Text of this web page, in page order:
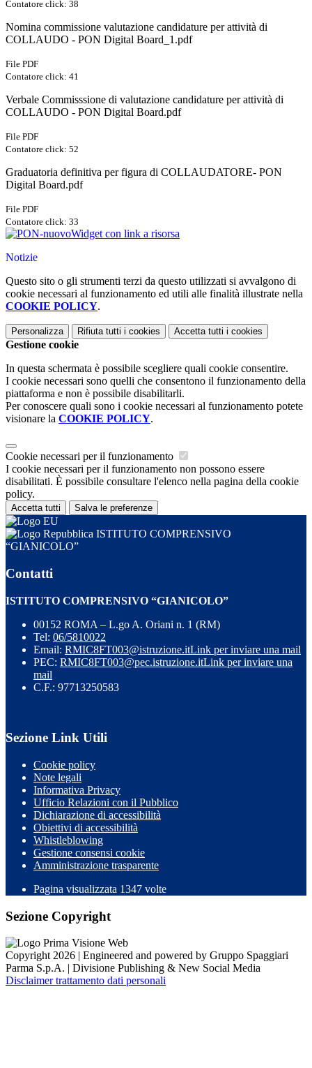
Contatore click: 38
Nomina commissione valutazione candidature per attività di
COLLAUDO - PON Digital Board_1.pdf
File PDF
Contatore click: 41
Verbale Commisssione di valutazione candidature per attività di
COLLAUDO - PON Digital Board.pdf
File PDF
Contatore click: 52
Graduatoria definitiva per figura di COLLAUDATORE- PON
Digital Board.pdf
File PDF
Contatore click: 33
Widget con link a risorsa
Notizie
Questo sito o gli strumenti terzi da questo utilizzati si avvalgono di
cookie necessari al funzionamento ed utili alle finalità illustrate nella
COOKIE POLICY.
Personalizza Rifiuta tutti i cookies Accetta tutti i cookies
Gestione cookie
In questa schermata è possibile scegliere quali cookie consentire.
I cookie necessari sono quelli che consentono il funzionamento della
piattaforma e non è possibile disabilitarli.
Per conoscere quali sono i cookie necessari al funzionamento potete
visionare la COOKIE POLICY.
Cookie necessari per il funzionamento
I cookie necessari per il funzionamento non possono essere
disabilitati. È possibile consultare l'elenco nella pagina della cookie
policy.
Accetta tutti Salva le preferenze
ISTITUTO COMPRENSIVO
“GIANICOLO”
Contatti
ISTITUTO COMPRENSIVO “GIANICOLO”
00152 ROMA – L.go A. Oriani n. 1 (RM)
Tel: 06/5810022
Email: RMIC8FT003@istruzione.itLink per inviare una mail
PEC: RMIC8FT003@pec.istruzione.itLink per inviare una
mail
C.F.: 97713250583
Sezione Link Utili
Cookie policy
Note legali
Informativa Privacy
Ufficio Relazioni con il Pubblico
Dichiarazione di accessibilità
Obiettivi di accessibilità
Whistleblowing
Gestione consensi cookie
Amministrazione trasparente
Pagina visualizzata 1347 volte
Sezione Copyright
Copyright 2026 | Engineered and powered by Gruppo Spaggiari
Parma S.p.A. | Divisione Publishing & New Social Media
Disclaimer trattamento dati personali